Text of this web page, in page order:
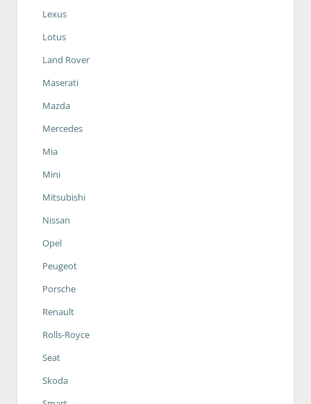
Lexus
Lotus
Land Rover
Maserati
Mazda
Mercedes
Mia
Mini
Mitsubishi
Nissan
Opel
Peugeot
Porsche
Renault
Rolls-Royce
Seat
Skoda